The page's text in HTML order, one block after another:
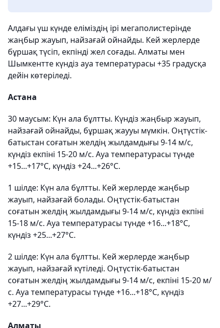
Алдағы үш күнде еліміздің ірі мегаполистерінде
жаңбыр жауып, найзағай ойнайды. Кей жерлерде
бұршақ түсіп, екпінді жел соғады. Алматы мен
Шымкентте күндіз ауа температурасы +35 градусқа
дейін көтеріледі.
Астана
30 маусым: Күн ала бұлтты. Күндіз жаңбыр жауып,
найзағай ойнайды, бұршақ жаууы мүмкін. Оңтүстік-
батыстан соғатын желдің жылдамдығы 9-14 м/с,
күндіз екпіні 15-20 м/с. Ауа температурасы түнде
+15...+17°C, күндіз +24...+26°C.
1 шілде: Күн ала бұлтты. Кей жерлерде жаңбыр
жауып, найзағай болады. Оңтүстік-батыстан
соғатын желдің жылдамдығы 9-14 м/с, күндіз екпіні
15-18 м/с. Ауа температурасы түнде +16...+18°C,
күндіз +25...+27°C.
2 шілде: Күн ала бұлтты. Кей жерлерде жаңбыр
жауып, найзағай күтіледі. Оңтүстік-батыстан
соғатын желдің жылдамдығы 9-14 м/с, екпіні 15-20 м/
с. Ауа температурасы түнде +16...+18°C, күндіз
+27...+29°C.
Алматы